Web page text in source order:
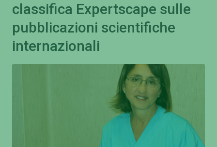
classifica Expertscape sulle
pubblicazioni scientifiche
internazionali